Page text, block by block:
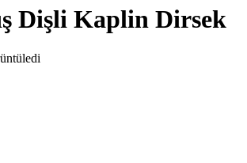
Dişli Kaplin Dirsek